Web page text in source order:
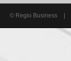
© Regio Business